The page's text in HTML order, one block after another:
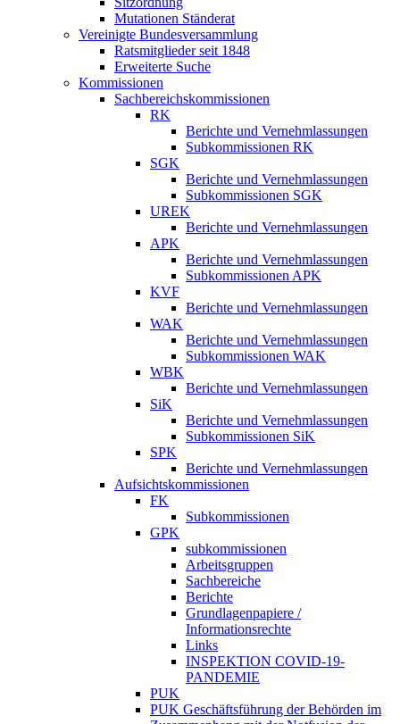
Mutationen Ständerat
Vereinigte Bundesversammlung
Ratsmitglieder seit 1848
Erweiterte Suche
Kommissionen
Sachbereichskommissionen
RK
Berichte und Vernehmlassungen
Subkommissionen RK
SGK
Berichte und Vernehmlassungen
Subkommissionen SGK
UREK
Berichte und Vernehmlassungen
APK
Berichte und Vernehmlassungen
Subkommissionen APK
KVF
Berichte und Vernehmlassungen
WAK
Berichte und Vernehmlassungen
Subkommissionen WAK
WBK
Berichte und Vernehmlassungen
SiK
Berichte und Vernehmlassungen
Subkommissionen SiK
SPK
Berichte und Vernehmlassungen
Aufsichtskommissionen
FK
Subkommissionen
GPK
subkommissionen
Arbeitsgruppen
Sachbereiche
Berichte
Grundlagenpapiere /
Informationsrechte
Links
INSPEKTION COVID-19-
PANDEMIE
PUK
PUK Geschäftsführung der Behörden im